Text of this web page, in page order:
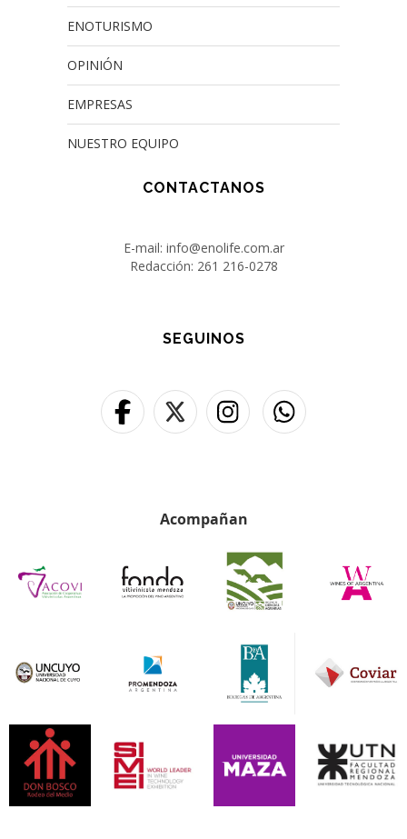
ENOTURISMO
OPINIÓN
EMPRESAS
NUESTRO EQUIPO
CONTACTANOS
E-mail: info@enolife.com.ar
Redacción: 261 216-0278
SEGUINOS
Acompañan